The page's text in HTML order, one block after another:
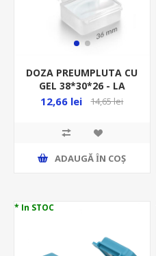
DOZA PREUMPLUTA CU
GEL 38*30*26 - LA
BUCATA - PASCAL
12,66 lei 14,65 lei
ADAUGĂ ȊN COŞ
* In STOC